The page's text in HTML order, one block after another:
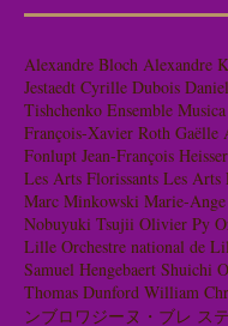
Alexandre Bloch Alexandre
Jestaedt Cyrille Dubois
Tishchenko Ensemble
François-Xavier Roth Gaëlle
Fonlupt Jean-François Heisser
Les Arts Florissants Les Arts
Marc Minkowski Marie-
Nobuyuki Tsujii Olivier Py
Lille Orchestre national de
Samuel Hengebaert Shuichi
Thomas Dunford William
ンブロワジーヌ・ブレ ス